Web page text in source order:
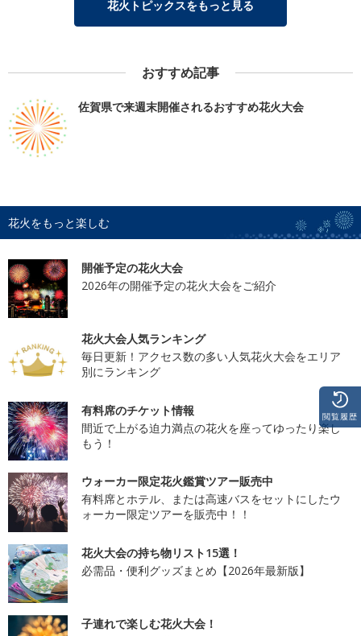
花火トピックスをもっと見る
おすすめ記事
佐賀県で来週末開催されるおすすめ花火大会
花火をもっと楽しむ
開催予定の花火大会
2026年の開催予定の花火大会をご紹介
花火大会人気ランキング
毎日更新！アクセス数の多い人気花火大会をエリア
別にランキング
有料席のチケット情報
間近で上がる迫力満点の花火を座ってゆったり楽し
もう！
ウォーカー限定花火鑑賞ツアー販売中
有料席とホテル、または高速バスをセットにしたウ
ォーカー限定ツアーを販売中！！
花火大会の持ち物リスト15選！
必需品・便利グッズまとめ【2026年最新版】
子連れで楽しむ花火大会！
閲覧履歴